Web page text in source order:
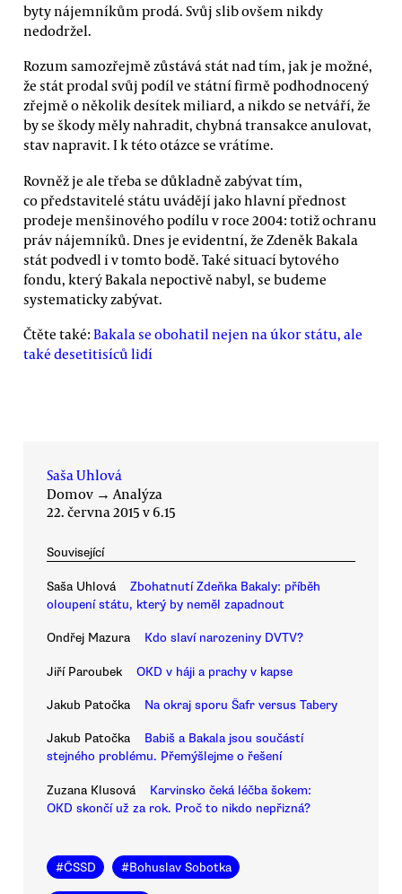
byty nájemníkům prodá. Svůj slib ovšem nikdy
nedodržel.
Rozum samozřejmě zůstává stát nad tím, jak je možné,
že stát prodal svůj podíl ve státní firmě podhodnocený
zřejmě o několik desítek miliard, a nikdo se netváří, že
by se škody měly nahradit, chybná transakce anulovat,
stav napravit. I k této otázce se vrátíme.
Rovněž je ale třeba se důkladně zabývat tím,
co představitelé státu uvádějí jako hlavní přednost
prodeje menšinového podílu v roce 2004: totiž ochranu
práv nájemníků. Dnes je evidentní, že Zdeněk Bakala
stát podvedl i v tomto bodě. Také situací bytového
fondu, který Bakala nepoctivě nabyl, se budeme
systematicky zabývat.
Čtěte také: Bakala se obohatil nejen na úkor státu, ale
také desetitisíců lidí
Saša Uhlová
Domov → Analýza
22. června 2015 v 6.15
Související
Saša Uhlová
Zbohatnutí Zdeňka Bakaly: příběh
oloupení státu, který by neměl zapadnout
Ondřej Mazura Kdo slaví narozeniny DVTV?
Jiří Paroubek OKD v háji a prachy v kapse
Jakub Patočka Na okraj sporu Šafr versus Tabery
Jakub Patočka
Babiš a Bakala jsou součástí
stejného problému. Přemýšlejme o řešení
Zuzana Klusová
Karvinsko čeká léčba šokem:
OKD skončí už za rok. Proč to nikdo nepřizná?
#ČSSD #Bohuslav Sobotka